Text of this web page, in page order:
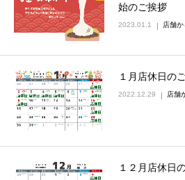
始のご挨拶
2023.01.1 店舗
１月店休日の
2022.12.29 店舗
１２月店休日